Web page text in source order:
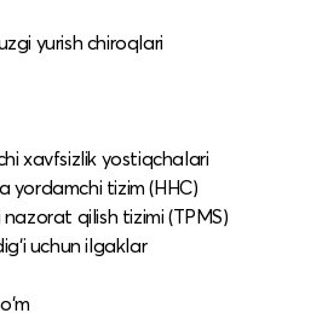
yurish chiroqlari
xavfsizlik yostiqchalari
yordamchi tizim (HHC)
qilish tizimi (TPMS)
uchun ilgaklar